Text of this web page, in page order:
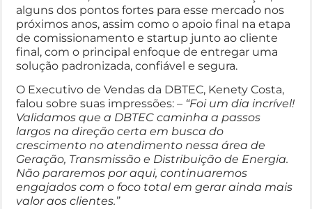
alguns dos pontos fortes para esse mercado nos
próximos anos, assim como o apoio final na etapa
de comissionamento e startup junto ao cliente
final, com o principal enfoque de entregar uma
solução padronizada, confiável e segura.
O Executivo de Vendas da DBTEC, Kenety Costa,
falou sobre suas impressões: – “Foi um dia incrível!
Validamos que a DBTEC caminha a passos
largos na direção certa em busca do
crescimento no atendimento nessa área de
Geração, Transmissão e Distribuição de Energia.
Não pararemos por aqui, continuaremos
engajados com o foco total em gerar ainda mais
valor aos clientes.”